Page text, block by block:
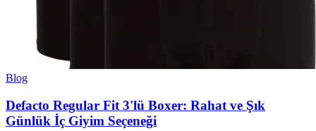
Blog
Defacto Regular Fit 3'lü Boxer: Rahat ve Şık
Günlük İç Giyim Seçeneği